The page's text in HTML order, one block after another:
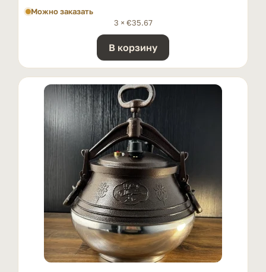
Можно заказать
3 × €35.67
В корзину